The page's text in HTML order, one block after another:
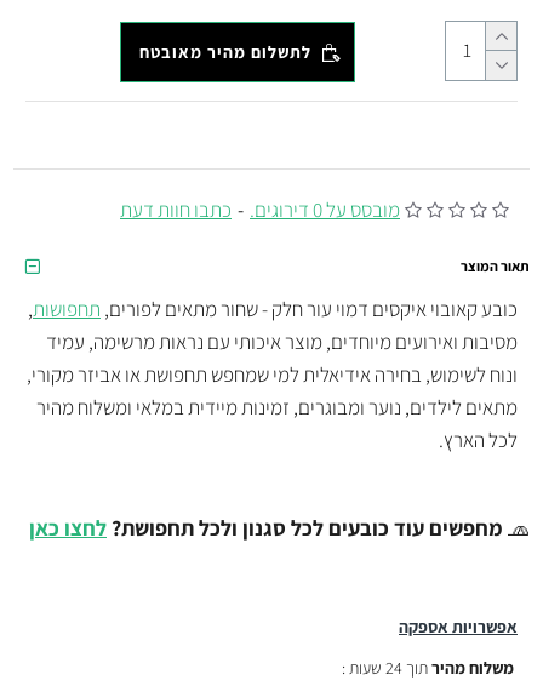
מובסס על 0 דירוגים. - כתבו חוות דעת
לתשלום מהיר מאובטח
אפשרויות אספקה
משלוח מהירתוך 24 שעות :
🧢 מחפשים עוד כובעים לכל סגנון ולכל תחפושת? לחצו כאן
תאור המוצר
כובע קאובוי איקסים דמוי עור חלק - שחור מתאים לפורים, תחפושות,
מסיבות ואירועים מיוחדים, מוצר איכותי עם נראות מרשימה, עמיד
ונוח לשימוש, בחירה אידיאלית למי שמחפש תחפושת או אביזר מקורי,
מתאים לילדים, נוער ומבוגרים, זמינות מיידית במלאי ומשלוח מהיר
לכל הארץ.